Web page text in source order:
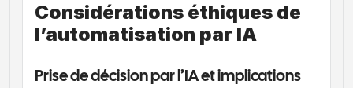
Considérations éthiques de
l’automatisation par IA
Prise de décision par l’IA et implications